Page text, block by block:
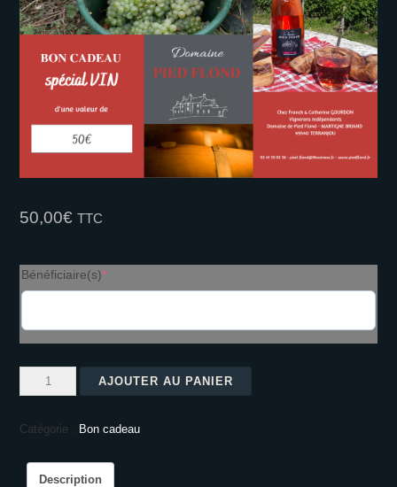
E
D
F
L
O
N
D
50,00€ TTC
Bénéficiaire(s)*(required)
quantité
de
Cadeau
AJOUTER AU PANIER
Catégorie : Bon cadeau
Description